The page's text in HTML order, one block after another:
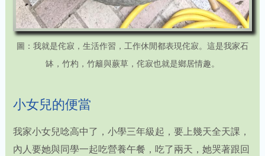
圖：我就是侘寂，生活作習，工作休閒都表現侘寂。這是我家石
缽，竹杓，竹籬與蕨草，侘寂也就是鄉居情趣。
小女兒的便當
我家小女兒唸高中了，小學三年級起，要上幾天全天課，
內人要她與同學一起吃營養午餐，吃了兩天，她哭著跟回